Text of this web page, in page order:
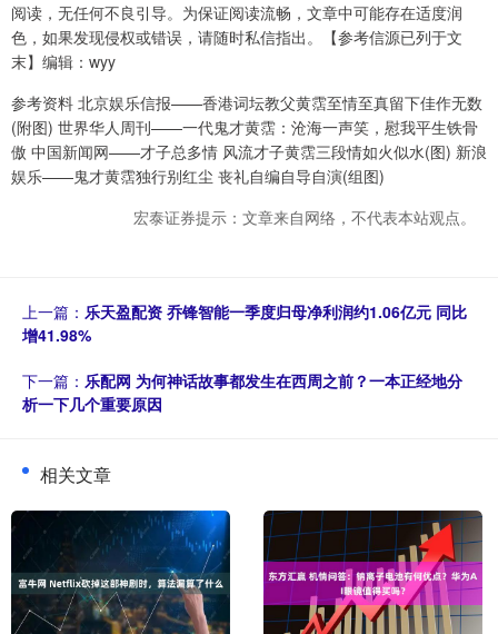
阅读，无任何不良引导。为保证阅读流畅，文章中可能存在适度润
色，如果发现侵权或错误，请随时私信指出。【参考信源已列于文
末】编辑：wyy
参考资料 北京娱乐信报——香港词坛教父黄霑至情至真留下佳作无数
(附图) 世界华人周刊——一代鬼才黄霑：沧海一声笑，慰我平生铁骨
傲 中国新闻网——才子总多情 风流才子黄霑三段情如火似水(图) 新浪
娱乐——鬼才黄霑独行别红尘 丧礼自编自导自演(组图)
宏泰证券提示：文章来自网络，不代表本站观点。
上一篇： 乐天盈配资 乔锋智能一季度归母净利润约1.06亿元 同比
增41.98%
下一篇： 乐配网 为何神话故事都发生在西周之前？一本正经地分
析一下几个重要原因
相关文章